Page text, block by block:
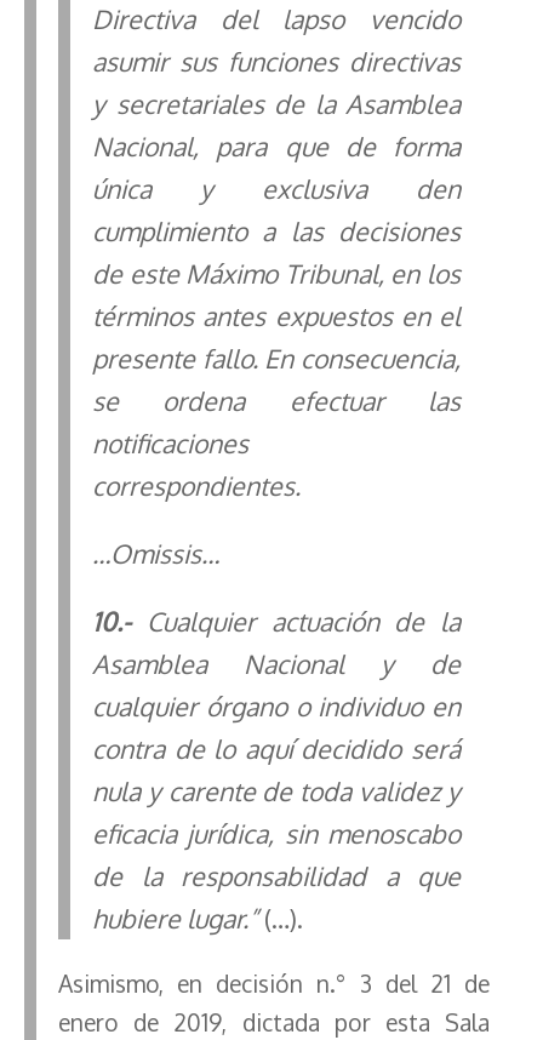
Directiva del lapso vencido
asumir sus funciones directivas
y secretariales de la Asamblea
Nacional, para que de forma
única y exclusiva den
cumplimiento a las decisiones
de este Máximo Tribunal, en los
términos antes expuestos en el
presente fallo. En consecuencia,
se ordena efectuar las
notificaciones
correspondientes.
…Omissis…
10.-Cualquier actuación de la
Asamblea Nacional y de
cualquier órgano o individuo en
contra de lo aquí decidido será
nula y carente de toda validez y
eficacia jurídica, sin menoscabo
de la responsabilidad a que
hubiere lugar.”(…).
Asimismo, en decisión n.° 3 del 21 de
enero de 2019, dictada por esta Sala